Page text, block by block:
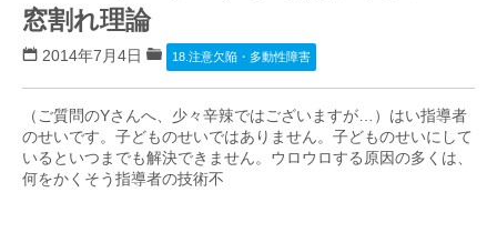
窓割れ理論
2014年7月4日 18.注意欠陥・多動性障害
（ご質問のYさんへ、少々辛辣ではございますが…）はい指導者
のせいです。子どものせいではありません。子どものせいにして
いるといつまでも解決できません。ウロウロする原因の多くは、
何をかくそう指導者の技術不